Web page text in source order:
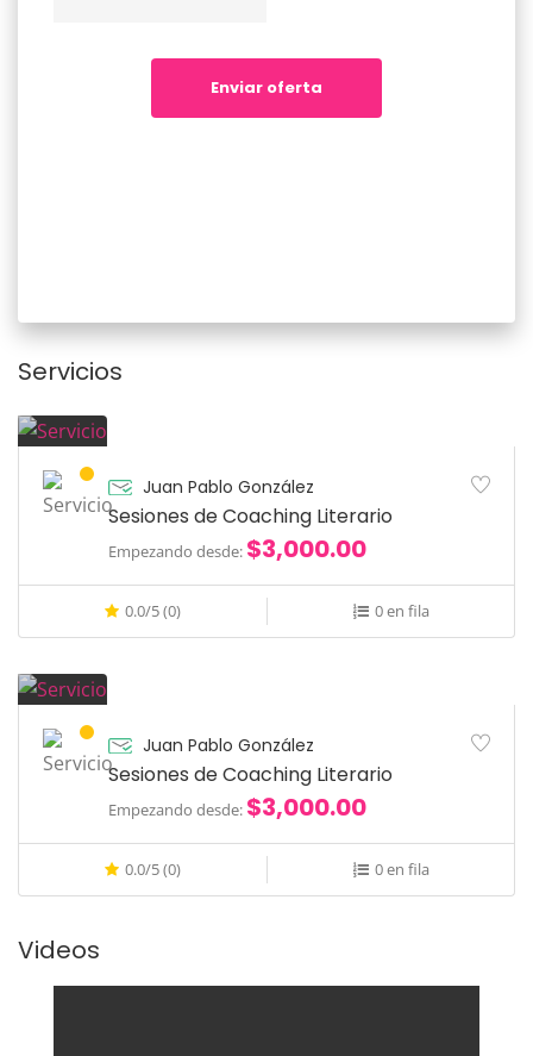
Enviar oferta
Servicios
Juan Pablo González
Sesiones de Coaching Literario
Empezando desde: $3,000.00
0.0/5 (0) 0 en fila
Juan Pablo González
Sesiones de Coaching Literario
Empezando desde: $3,000.00
0.0/5 (0) 0 en fila
Videos